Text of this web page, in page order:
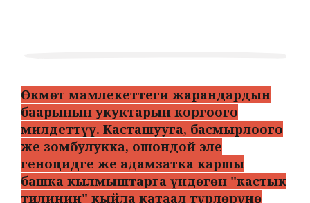
Өкмөт мамлекеттеги жарандардын
баарынын укуктарын коргоого
милдеттүү. Касташууга, басмырлоого
же зомбулукка, ошондой эле
геноцидге же адамзатка каршы
башка кылмыштарга үндөгөн "кастык
тилинин" кыйла катаал түрлөрүнө